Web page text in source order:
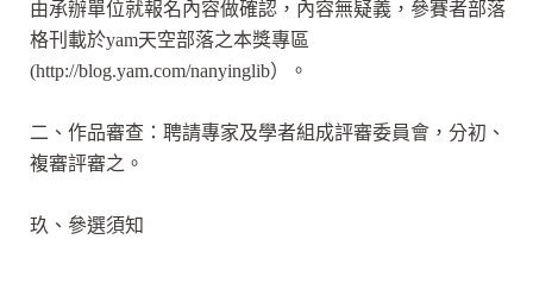
由承辦單位就報名內容做確認，內容無疑義，參賽者部落
格刊載於yam天空部落之本獎專區
(http://blog.yam.com/nanyinglib）。
二、作品審查：聘請專家及學者組成評審委員會，分初、
複審評審之。
玖、參選須知